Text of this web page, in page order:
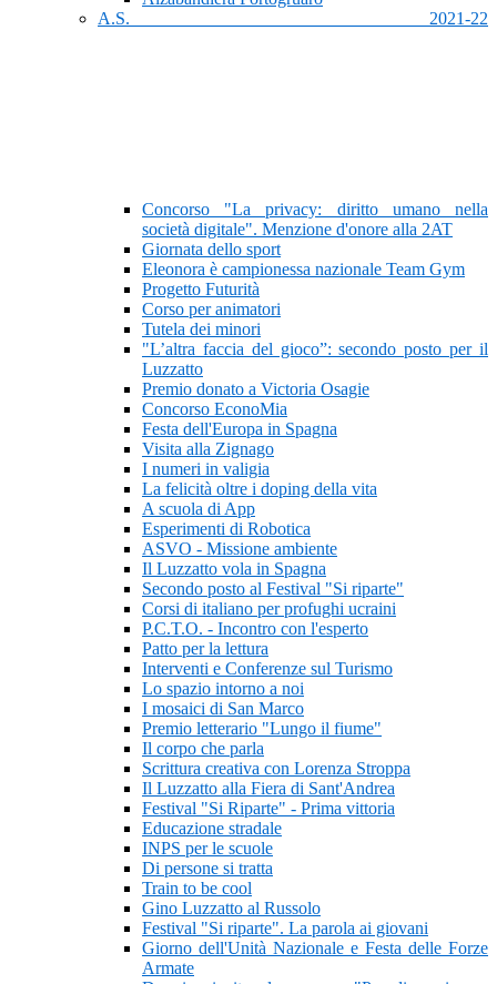
A.S. 2021-22
Concorso "La privacy: diritto umano nella
società digitale". Menzione d'onore alla 2AT
Giornata dello sport
Eleonora è campionessa nazionale Team Gym
Progetto Futurità
Corso per animatori
Tutela dei minori
"L’altra faccia del gioco”: secondo posto per il
Luzzatto
Premio donato a Victoria Osagie
Concorso EconoMia
Festa dell'Europa in Spagna
Visita alla Zignago
I numeri in valigia
La felicità oltre i doping della vita
A scuola di App
Esperimenti di Robotica
ASVO - Missione ambiente
Il Luzzatto vola in Spagna
Secondo posto al Festival "Si riparte"
Corsi di italiano per profughi ucraini
P.C.T.O. - Incontro con l'esperto
Patto per la lettura
Interventi e Conferenze sul Turismo
Lo spazio intorno a noi
I mosaici di San Marco
Premio letterario "Lungo il fiume"
Il corpo che parla
Scrittura creativa con Lorenza Stroppa
Il Luzzatto alla Fiera di Sant'Andrea
Festival "Si Riparte" - Prima vittoria
Educazione stradale
INPS per le scuole
Di persone si tratta
Train to be cool
Gino Luzzatto al Russolo
Festival "Si riparte". La parola ai giovani
Giorno dell'Unità Nazionale e Festa delle Forze
Armate